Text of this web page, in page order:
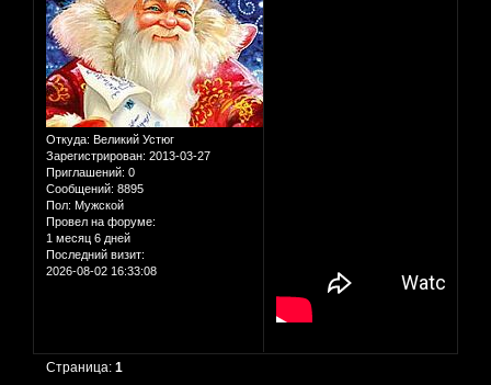
Откуда: Великий Устюг
Зарегистрирован: 2013-03-27
Приглашений: 0
Сообщений: 8895
Пол: Мужской
Провел на форуме:
1 месяц 6 дней
Последний визит:
2026-08-02 16:33:08
Страница:1